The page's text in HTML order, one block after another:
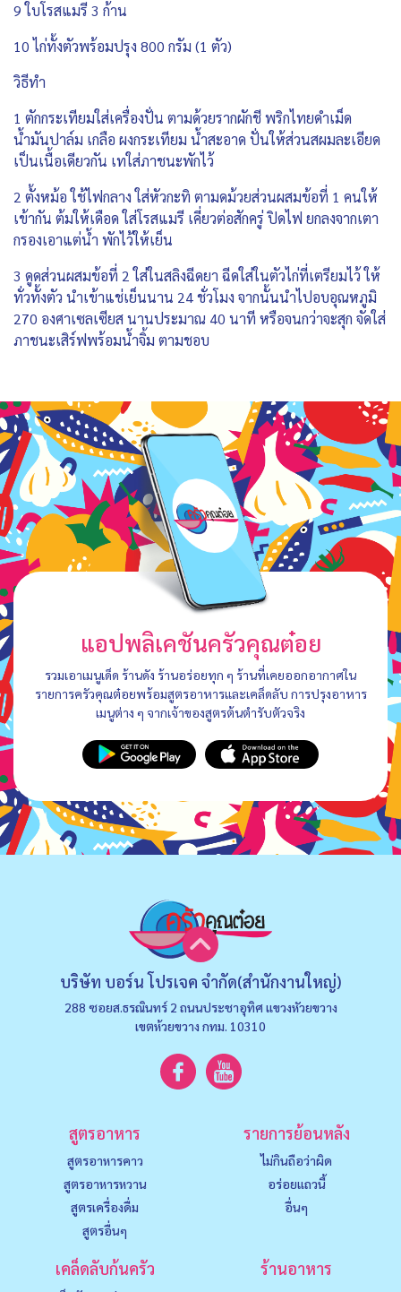
9 ใบโรสแมรี 3 ก้าน
10 ไก่ทั้งตัวพร้อมปรุง 800 กรัม (1 ตัว)
วิธีทำ
1 ตักกระเทียมใส่เครื่องปั่น ตามด้วยรากผักชี พริกไทยดำเม็ด
น้ำมันปาล์ม เกลือ ผงกระเทียม น้ำสะอาด ปั่นให้ส่วนสผมละเอียด
เป็นเนื้อเดียวกัน เทใส่ภาชนะพักไว้
2 ตั้งหม้อ ใช้ไฟกลาง ใส่หัวกะทิ ตามดม้วยส่วนผสมข้อที่ 1 คนให้
เข้ากัน ต้มให้เดือด ใส่โรสแมรี เคี่ยวต่อสักครู่ ปิดไฟ ยกลงจากเตา
กรองเอาแต่น้ำ พักไว้ให้เย็น
3 ดูดส่วนผสมข้อที่ 2 ใส่ในสลิงฉีดยา ฉีดใส่ในตัวไก่ที่เตรียมไว้ ให้
ทั่วทั้งตัว นำเข้าแช่เย็นนาน 24 ชั่วโมง จากนั้นนำไปอบอุณหภูมิ
270 องศาเซลเซียส นานประมาณ 40 นาที หรือจนกว่าจะสุก จัดใส่
ภาชนะเสิร์ฟพร้อมน้ำจิ้ม ตามชอบ
แอปพลิเคชันครัวคุณต๋อย
รวมเอาเมนูเด็ด ร้านดัง ร้านอร่อยทุก ๆ ร้านที่เคยออกอากาศใน
รายการครัวคุณต๋อยพร้อมสูตรอาหารและเคล็ดลับ การปรุงอาหาร
เมนูต่าง ๆ จากเจ้าของสูตรต้นตำรับตัวจริง
บริษัท บอร์น โปรเจค จำกัด(สำนักงานใหญ่)
288 ซอยส.ธรณินทร์ 2 ถนนประชาอุทิศ แขวงหัวยขวาง
เขตห้วยขวาง กทม. 10310
สูตรอาหาร
สูตรอาหารคาว
สูตรอาหารหวาน
สูตรเครื่องดื่ม
สูตรอื่นๆ
รายการย้อนหลัง
ไม่กินถือว่าผิด
อร่อยแถวนี้
อื่นๆ
เคล็ดลับก้นครัว
ร้านอาหาร